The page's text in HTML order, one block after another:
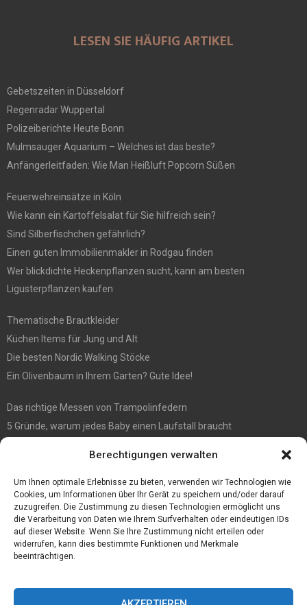
Berechtigungen verwalten
Um Ihnen optimale Erlebnisse zu bieten, verwenden wir Technologien wie
Cookies, um Informationen über Ihr Gerät zu speichern und/oder darauf
zuzugreifen. Die Zustimmung zu diesen Technologien ermöglicht uns
die Verarbeitung von Daten wie Ihrem Surfverhalten oder eindeutigen IDs
auf dieser Website. Wenn Sie Ihre Zustimmung nicht erteilen oder
widerrufen, kann dies bestimmte Funktionen und Merkmale
beeinträchtigen.
LESEN SIE HÄUFIG ARTIKEL
Gebetszeiten in Düsseldorf
Regenradar Wuppertal
Polizeiberichte Heute Bonn
Mulmsauger Aquarium – Welches ist das beste?
Anfängerleitfaden: Wie Man Heißluft Popcorn Süßen
Feuerwehreinsätze in Köln
Wie kann ein Kartoffelsalat für Sie hilfreich sein?
Sind Silberfischchen gefährlich?
Einen guten Immobilienmakler in Rodgau finden
Wer blickdichte Heckenpflanzen sucht, kann am besten
Ligusterpflanzen kaufen
Thematische Brautkleider
Küchen Items für Jung und Alt
Die besten Nordic Walking Stöcke
Ein Olivenbaum in Ihrem Garten? Gute Idee!
Das richtige Messen von Trampolinfedern
5 Gründe, warum jedes Baby einen Laufstall braucht
Die automatisierte Sackentleerung bringt zahlreiche Vorteile mit
sich